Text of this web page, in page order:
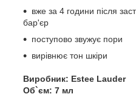
вже за 4 години після
бар'єр
поступово звужує пори
вирівнює тон шкіри
Виробник: Estee Lauder
Об`єм: 7 мл